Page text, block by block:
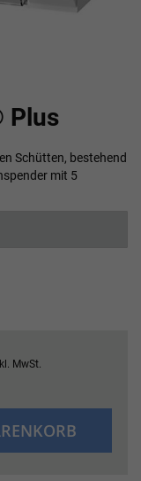
Plus
Schütten, bestehend
mit 5
MwSt.